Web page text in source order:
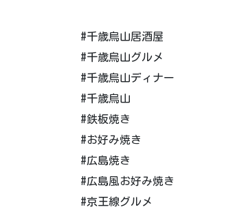
#千歳烏山居酒屋
#千歳烏山グルメ
#千歳烏山ディナー
#千歳烏山
#鉄板焼き
#お好み焼き
#広島焼き
#広島風お好み焼き
#京王線グルメ